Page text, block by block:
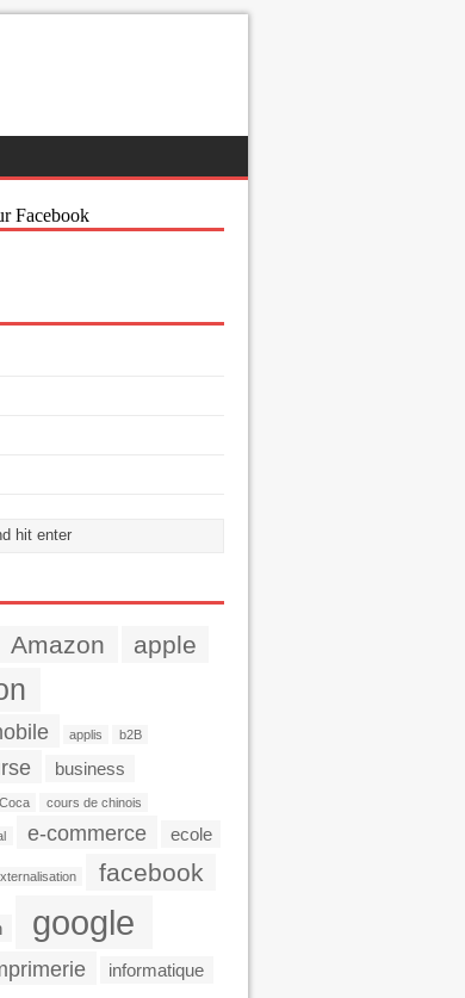
Facebook
Amazon apple
applis b2B
business
Coca cours de chinois
e-commerce ecole
facebook
google
informatique